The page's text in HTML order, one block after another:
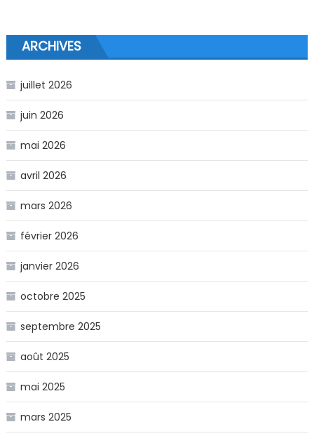
ARCHIVES
juillet 2026
juin 2026
mai 2026
avril 2026
mars 2026
février 2026
janvier 2026
octobre 2025
septembre 2025
août 2025
mai 2025
mars 2025